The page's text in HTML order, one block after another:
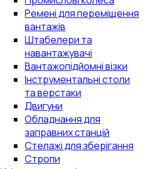
Ремені для переміщення
вантажів
Штабелери та
навантажувачі
Вантажопідйомні візки
Інструментальні столи
та верстаки
Двигуни
Обладнання для
заправних станцій
Стелажі для зберігання
Стропи